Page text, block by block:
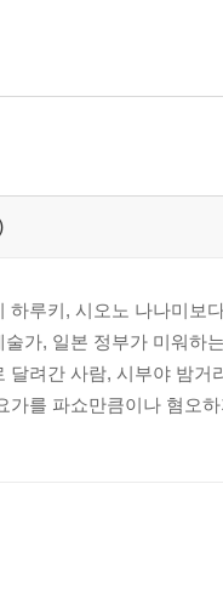
루키, 시오노 나나미보
가, 일본 정부가 미워하
려간 사람, 시부야 밤거
를 파쇼만큼이나 혐오